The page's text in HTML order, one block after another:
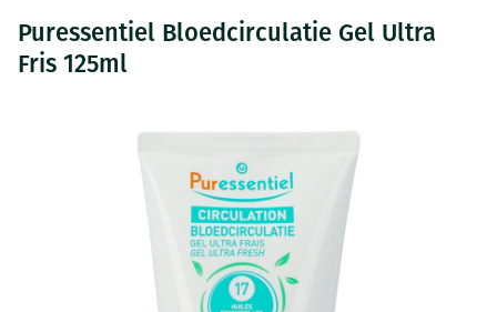
Puressentiel Bloedcirculatie Gel Ultra
Fris 125ml